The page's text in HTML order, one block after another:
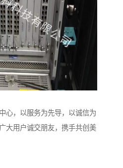
心，以服务为先导，以诚信为
大用户诚交朋友，携手共创美